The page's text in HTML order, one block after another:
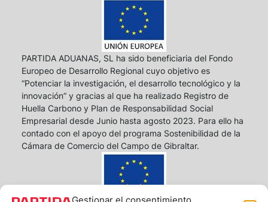
PARTIDA ADUANAS, SL ha sido beneficiaria del Fondo
Europeo de Desarrollo Regional cuyo objetivo es
“Potenciar la investigación, el desarrollo tecnológico y la
innovación” y gracias al que ha realizado Registro de
Huella Carbono y Plan de Responsabilidad Social
Empresarial desde Junio hasta agosto 2023. Para ello ha
contado con el apoyo del programa Sostenibilidad de la
Cámara de Comercio del Campo de Gibraltar.